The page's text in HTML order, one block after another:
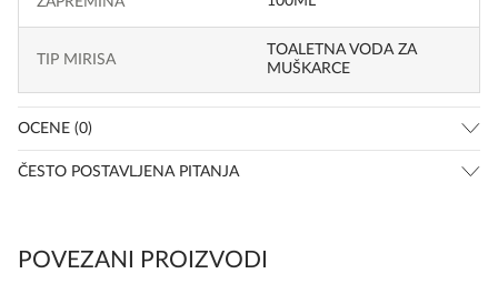
TIP MIRISA
TOALETNA VODA ZA
MUŠKARCE
OCENE (0)
ČESTO POSTAVLJENA PITANJA
POVEZANI PROIZVODI